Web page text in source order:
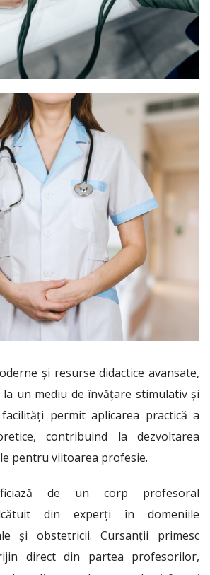
și resurse didactice avansate,
la un mediu de învățare stimulativ și
permit aplicarea practică a
contribuind la dezvoltarea
pentru viitoarea profesie.
de un corp profesoral
din experți în domeniile
și obstetricii. Cursanții primesc
direct din partea profesorilor,